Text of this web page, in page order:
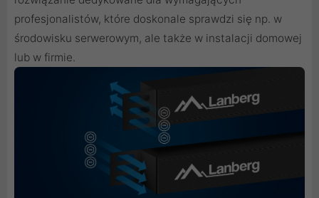
profesjonalistów, które doskonale sprawdzi się np. w
środowisku serwerowym, ale także w instalacji domowej
lub w firmie.